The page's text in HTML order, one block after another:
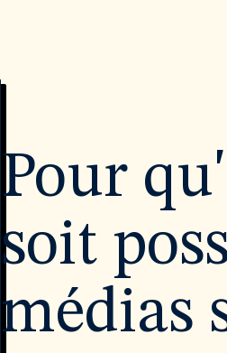
Pour
soit
médias